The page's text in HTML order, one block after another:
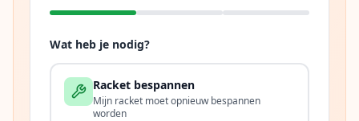
Wat heb je nodig?
Racket bespannen
Mijn racket moet opnieuw bespannen
worden